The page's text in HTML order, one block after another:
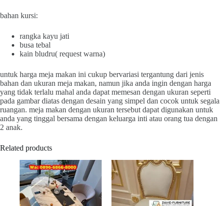
bahan kursi:
rangka kayu jati
busa tebal
kain bludru( request warna)
untuk harga meja makan ini cukup bervariasi tergantung dari jenis
bahan dan ukuran meja makan, namun jika anda ingin dengan harga
yang tidak terlalu mahal anda dapat memesan dengan ukuran seperti
pada gambar diatas dengan desain yang simpel dan cocok untuk segala
ruangan. meja makan dengan ukuran tersebut dapat digunakan untuk
anda yang tinggal bersama dengan keluarga inti atau orang tua dengan
2 anak.
Related products